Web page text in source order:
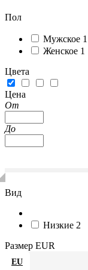
Пол
Мужское 1
Женское 1
Цвета
Цена
От
До
Вид
Низкие 2
Размер EUR
EU